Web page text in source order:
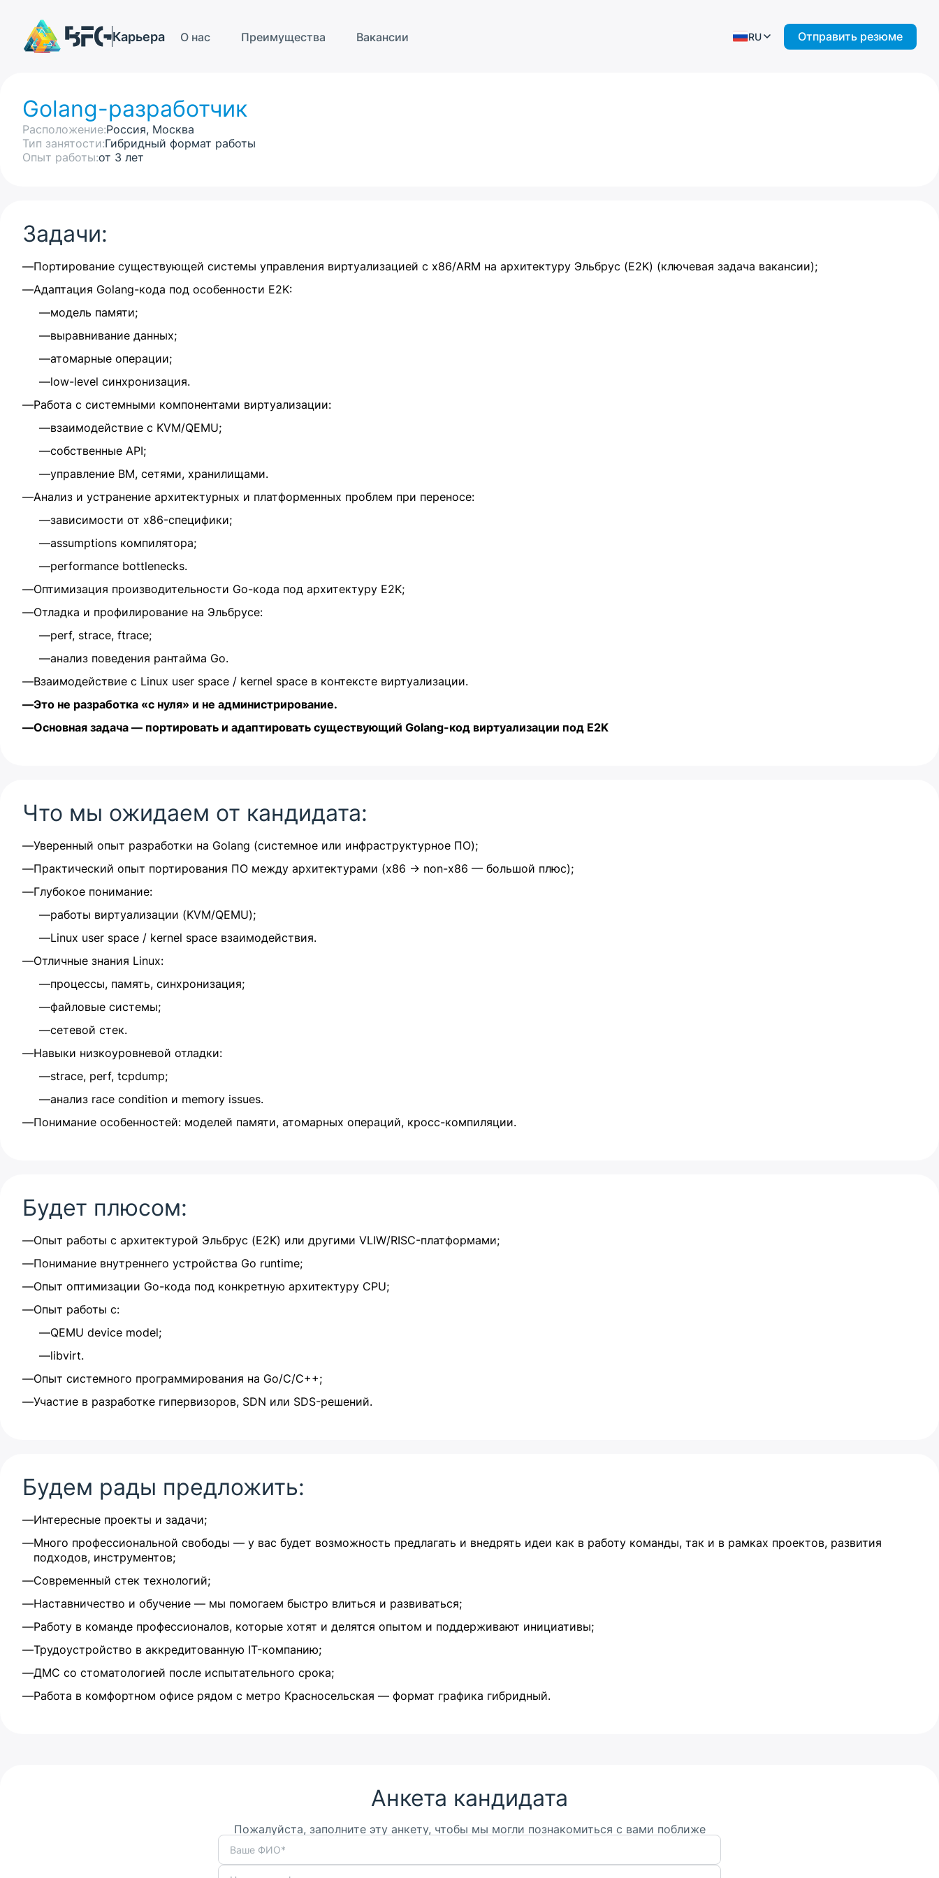
Карьера О нас Преимущества Вакансии RU Отправить резюме
Golang-разработчик
Расположение:Россия, Москва
Тип занятости:Гибридный формат работы
Опыт работы:от 3 лет
Задачи:
Портирование существующей системы управления виртуализацией с x86/ARM на архитектуру Эльбрус (E2K) (ключевая задача вакансии);
Адаптация Golang-кода под особенности E2K:
модель памяти;
выравнивание данных;
атомарные операции;
low-level синхронизация.
Работа с системными компонентами виртуализации:
взаимодействие с KVM/QEMU;
собственные API;
управление ВМ, сетями, хранилищами.
Анализ и устранение архитектурных и платформенных проблем при переносе:
зависимости от x86-специфики;
assumptions компилятора;
performance bottlenecks.
Оптимизация производительности Go-кода под архитектуру E2K;
Отладка и профилирование на Эльбрусе:
perf, strace, ftrace;
анализ поведения рантайма Go.
Взаимодействие с Linux user space / kernel space в контексте виртуализации.
Это не разработка «с нуля» и не администрирование.
Основная задача — портировать и адаптировать существующий Golang-код виртуализации под E2K
Что мы ожидаем от кандидата:
Уверенный опыт разработки на Golang (системное или инфраструктурное ПО);
Практический опыт портирования ПО между архитектурами (x86 → non-x86 — большой плюс);
Глубокое понимание:
работы виртуализации (KVM/QEMU);
Linux user space / kernel space взаимодействия.
Отличные знания Linux:
процессы, память, синхронизация;
файловые системы;
сетевой стек.
Навыки низкоуровневой отладки:
strace, perf, tcpdump;
анализ race condition и memory issues.
Понимание особенностей: моделей памяти, атомарных операций, кросс-компиляции.
Будет плюсом:
Опыт работы с архитектурой Эльбрус (E2K) или другими VLIW/RISC-платформами;
Понимание внутреннего устройства Go runtime;
Опыт оптимизации Go-кода под конкретную архитектуру CPU;
Опыт работы с:
QEMU device model;
libvirt.
Опыт системного программирования на Go/C/C++;
Участие в разработке гипервизоров, SDN или SDS-решений.
Будем рады предложить:
Интересные проекты и задачи;
Много профессиональной свободы — у вас будет возможность предлагать и внедрять идеи как в работу команды, так и в рамках проектов, развития
подходов, инструментов;
Современный стек технологий;
Наставничество и обучение — мы помогаем быстро влиться и развиваться;
Работу в команде профессионалов, которые хотят и делятся опытом и поддерживают инициативы;
Трудоустройство в аккредитованную IT-компанию;
ДМС со стоматологией после испытательного срока;
Работа в комфортном офисе рядом с метро Красносельская — формат графика гибридный.
Анкета кандидата
Пожалуйста, заполните эту анкету, чтобы мы могли познакомиться с вами поближе